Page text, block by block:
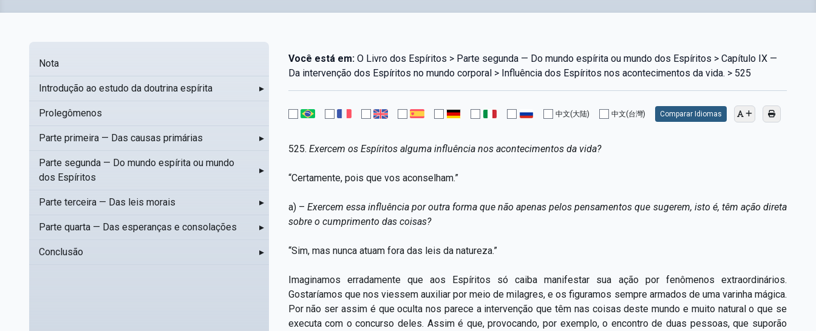
Nota
Introdução ao estudo da doutrina espírita ▸
Prolegômenos
Parte primeira — Das causas primárias ▸
Parte segunda — Do mundo espírita ou mundo
dos Espíritos
▸
Parte terceira — Das leis morais ▸
Parte quarta — Das esperanças e consolações ▸
Conclusão ▸
Você está em:O Livro dos Espíritos > Parte segunda — Do mundo espírita ou mundo dos Espíritos > Capítulo IX —
Da intervenção dos Espíritos no mundo corporal > Influência dos Espíritos nos acontecimentos da vida. > 525
中文(大陆) 中文(台灣) Comparar Idiomas
525. Exercem os Espíritos alguma influência nos acontecimentos da vida?
“Certamente, pois que vos aconselham.”
a) – Exercem essa influência por outra forma que não apenas pelos pensamentos que sugerem, isto é, têm ação direta
sobre o cumprimento das coisas?
“Sim, mas nunca atuam fora das leis da natureza.”
Imaginamos erradamente que aos Espíritos só caiba manifestar sua ação por fenômenos extraordinários.
Gostaríamos que nos viessem auxiliar por meio de milagres, e os figuramos sempre armados de uma varinha mágica.
Por não ser assim é que oculta nos parece a intervenção que têm nas coisas deste mundo e muito natural o que se
executa com o concurso deles. Assim é que, provocando, por exemplo, o encontro de duas pessoas, que suporão